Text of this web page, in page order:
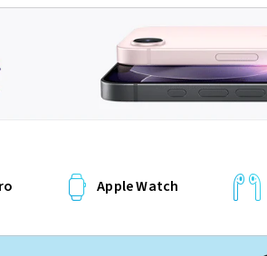
Apple Watch